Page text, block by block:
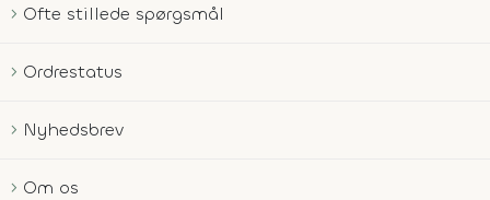
Ofte stillede spørgsmål
Ordrestatus
Nyhedsbrev
Om os